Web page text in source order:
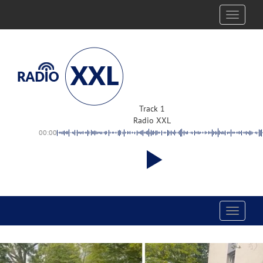
Toggle
Track 1
Radio XXL
00:00
Toggle